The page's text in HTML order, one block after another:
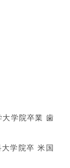
学院卒業 歯
学院卒 米国